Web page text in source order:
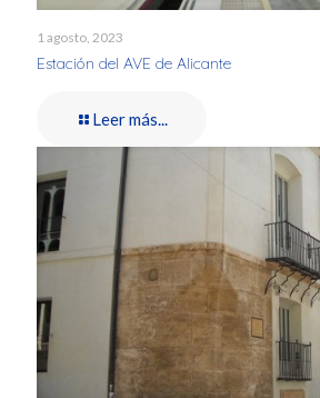
1 agosto, 2023
Estación del AVE de Alicante
Leer más...